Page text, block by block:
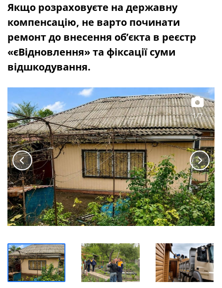
Якщо розраховуєте на державну
компенсацію, не варто починати
ремонт до внесення об’єкта в реєстр
«єВідновлення» та фіксації суми
відшкодування.
1/7